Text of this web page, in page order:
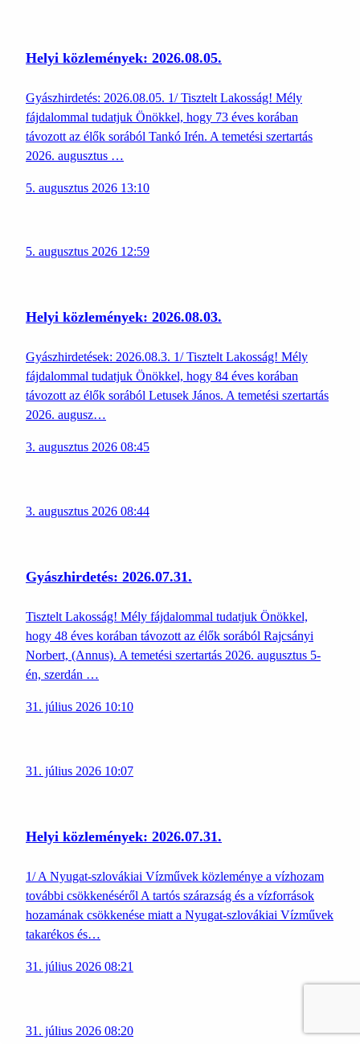
Helyi közlemények: 2026.08.05.
Gyászhirdetés: 2026.08.05. 1/ Tisztelt Lakosság! Mély
fájdalommal tudatjuk Önökkel, hogy 73 éves korában
távozott az élők sorából Tankó Irén. A temetési szertartás
2026. augusztus …
5. augusztus 2026 13:10
5. augusztus 2026 12:59
Helyi közlemények: 2026.08.03.
Gyászhirdetések: 2026.08.3. 1/ Tisztelt Lakosság! Mély
fájdalommal tudatjuk Önökkel, hogy 84 éves korában
távozott az élők sorából Letusek János. A temetési szertartás
2026. augusz…
3. augusztus 2026 08:45
3. augusztus 2026 08:44
Gyászhirdetés: 2026.07.31.
Tisztelt Lakosság! Mély fájdalommal tudatjuk Önökkel,
hogy 48 éves korában távozott az élők sorából Rajcsányi
Norbert, (Annus). A temetési szertartás 2026. augusztus 5-
én, szerdán …
31. július 2026 10:10
31. július 2026 10:07
Helyi közlemények: 2026.07.31.
1/ A Nyugat-szlovákiai Vízművek közleménye a vízhozam
további csökkenéséről A tartós szárazság és a vízforrások
hozamának csökkenése miatt a Nyugat-szlovákiai Vízművek
takarékos és…
31. július 2026 08:21
31. július 2026 08:20